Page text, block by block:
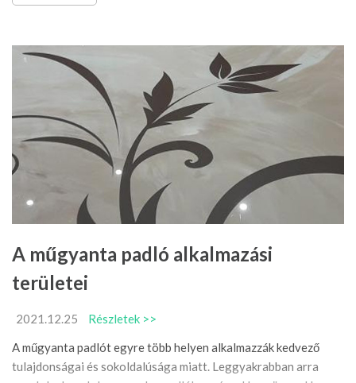
A műgyanta padló alkalmazási
területei
2021.12.25
Részletek >>
A műgyanta padlót egyre több helyen alkalmazzák kedvező
tulajdonságai és sokoldalúsága miatt. Leggyakrabban arra